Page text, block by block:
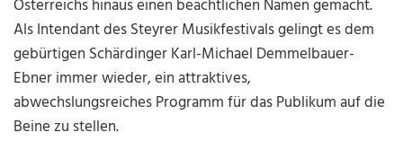
Österreichs hinaus einen beachtlichen Namen gemacht.
Als Intendant des Steyrer Musikfestivals gelingt es dem
gebürtigen Schärdinger Karl-Michael Demmelbauer-
Ebner immer wieder, ein attraktives,
abwechslungsreiches Programm für das Publikum auf die
Beine zu stellen.